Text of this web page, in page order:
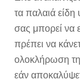
τα παλαιά είδη
σας μπορεί να
πρέπει να
ολοκλήρωση
εάν